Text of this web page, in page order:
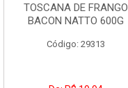
TOSCANA DE FRANGO
BACON NATTO 600G
Código: 29313